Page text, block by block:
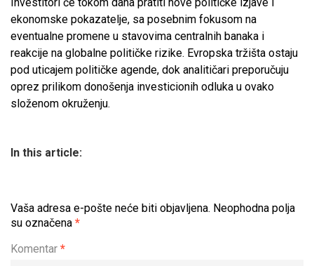
ekonomske pokazatelje, sa posebnim fokusom na
eventualne promene u stavovima centralnih banaka i
reakcije na globalne političke rizike. Evropska tržišta ostaju
pod uticajem političke agende, dok analitičari preporučuju
oprez prilikom donošenja investicionih odluka u ovako
složenom okruženju.
In this article:
Vaša adresa e-pošte neće biti objavljena. Neophodna polja
su označena *
Komentar *